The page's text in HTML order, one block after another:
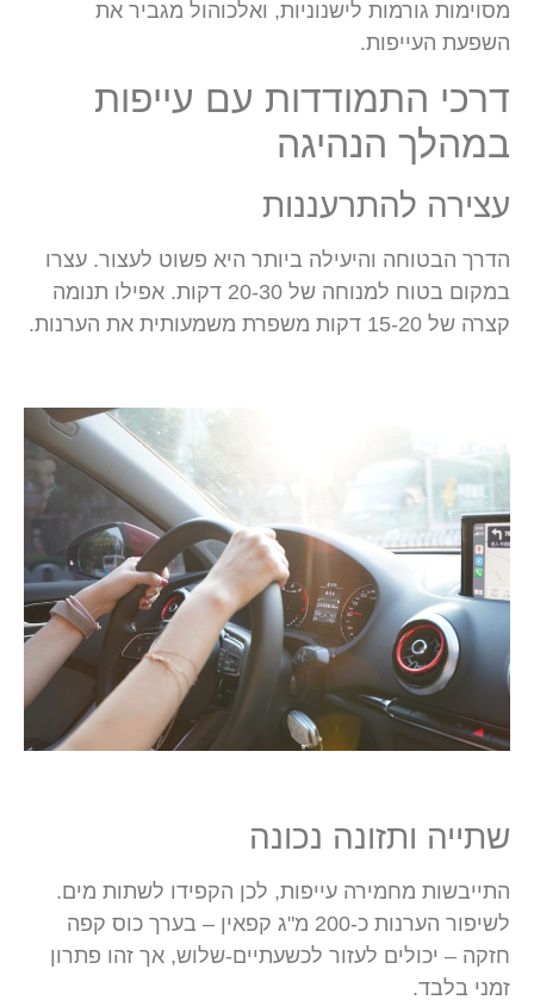
מסוימות גורמות לישנוניות, ואלכוהול מגביר את
השפעת העייפות.
דרכי התמודדות עם עייפות
במהלך הנהיגה
עצירה להתרעננות
הדרך הבטוחה והיעילה ביותר היא פשוט לעצור. עצרו
במקום בטוח למנוחה של 20-30 דקות. אפילו תנומה
קצרה של 15-20 דקות משפרת משמעותית את הערנות.
שתייה ותזונה נכונה
התייבשות מחמירה עייפות, לכן הקפידו לשתות מים.
לשיפור הערנות כ-200 מ"ג קפאין – בערך כוס קפה
חזקה – יכולים לעזור לכשעתיים-שלוש, אך זהו פתרון
זמני בלבד.